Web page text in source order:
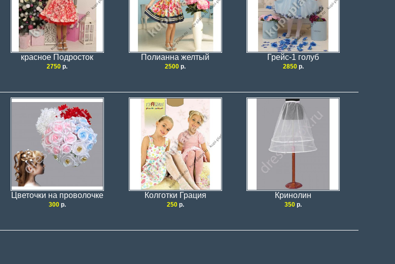
красное Подросток Полианна желтый Грейс-1 голуб
2750 р. 2500 р. 2850р.
Цветочки на проволочке Колготки Грация Кринолин
300р. 250р. 350 р.